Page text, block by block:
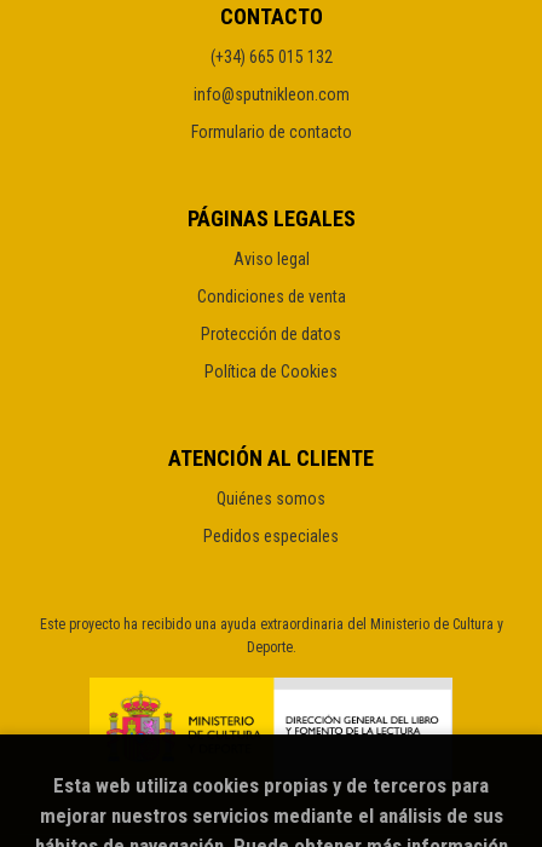
CONTACTO
(+34) 665 015 132
info@sputnikleon.com
Formulario de contacto
PÁGINAS LEGALES
Aviso legal
Condiciones de venta
Protección de datos
Política de Cookies
ATENCIÓN AL CLIENTE
Quiénes somos
Pedidos especiales
Este proyecto ha recibido una ayuda extraordinaria del Ministerio de Cultura y
Deporte.
Esta web utiliza cookies propias y de terceros para
mejorar nuestros servicios mediante el análisis de sus